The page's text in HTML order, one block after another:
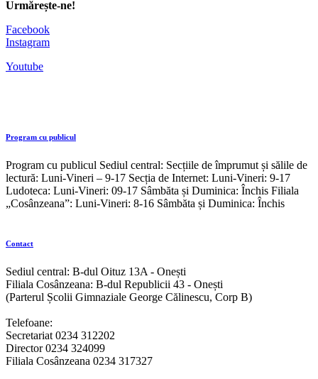
Urmărește-ne!
Facebook
Instagram
Youtube
Program cu publicul
Program cu publicul Sediul central: Secțiile de împrumut și sălile de
lectură: Luni-Vineri – 9-17 Secția de Internet: Luni-Vineri: 9-17
Ludoteca: Luni-Vineri: 09-17 Sâmbăta și Duminica: Închis Filiala
„Cosânzeana”: Luni-Vineri: 8-16 Sâmbăta și Duminica: Închis
Contact
Sediul central: B-dul Oituz 13A - Onești
Filiala Cosânzeana: B-dul Republicii 43 - Onești
(Parterul Școlii Gimnaziale George Călinescu, Corp B)
Telefoane:
Secretariat 0234 312202
Director 0234 324099
Filiala Cosânzeana 0234 317327